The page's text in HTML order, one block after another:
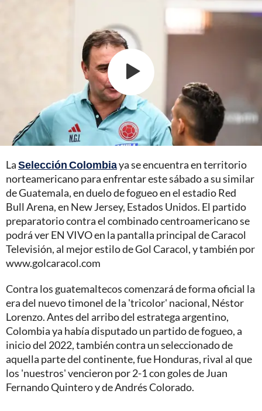
LaSelección Colombiaya se encuentra en territorio
norteamericano para enfrentar este sábado a su similar
de Guatemala, en duelo de fogueo en el estadio Red
Bull Arena, en New Jersey, Estados Unidos. El partido
preparatorio contra el combinado centroamericano se
podrá ver EN VIVO en la pantalla principal de Caracol
Televisión, al mejor estilo de Gol Caracol, y también por
www.golcaracol.com
Contra los guatemaltecos comenzará de forma oficial la
era del nuevo timonel de la 'tricolor' nacional, Néstor
Lorenzo. Antes del arribo del estratega argentino,
Colombia ya había disputado un partido de fogueo, a
inicio del 2022, también contra un seleccionado de
aquella parte del continente, fue Honduras, rival al que
los 'nuestros' vencieron por 2-1 con goles de Juan
Fernando Quintero y de Andrés Colorado.